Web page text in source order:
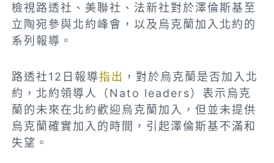
檢視路透社、美聯社、法新社對於澤倫斯基至
立陶宛參與北約峰會，以及烏克蘭加入北約的
系列報導。
路透社12日報導指出 ，對於烏克蘭是否加入北
約，北約領導人（Nato leaders）表示烏克
蘭的未來在北約歡迎烏克蘭加入，但並未提供
烏克蘭確實加入的時間，引起澤倫斯基不滿和
失望。